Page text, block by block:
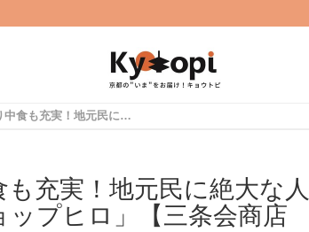
京都有名焼肉店あり中食も充実！地元民に絶大な人気☆精肉店「ミートショップヒロ」【三条会商店街】
充実！地元民に絶大な人
プヒロ」【三条会商店